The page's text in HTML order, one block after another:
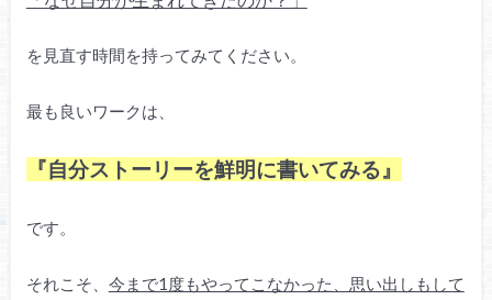
を見直す時間を持ってみてください。
最も良いワークは、
『自分ストーリーを鮮明に書いてみる』
です。
それこそ、 今まで1度もやってこなかった、思い出しもして